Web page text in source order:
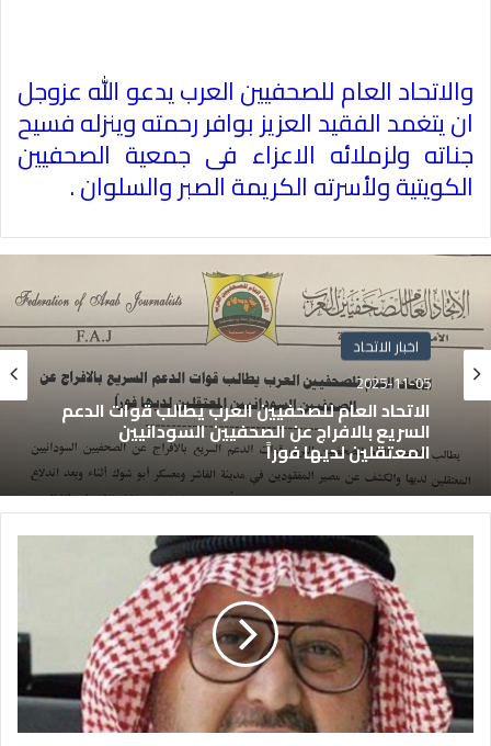
والاتحاد العام للصحفيين العرب يدعو الله عزوجل
ان يتغمد الفقيد العزيز بوافر رحمته وينزله فسيح
جناته ولزملائه الاعزاء فى جمعية الصحفيين
الكويتية ولأسرته الكريمة الصبر والسلوان .
اخبار الاتحاد
2025-11-05
الاتحاد العام للصحفيين العرب يطالب قوات الدعم
السريع بالافراج عن الصحفيين السودانيين
المعتقلين لديها فوراً